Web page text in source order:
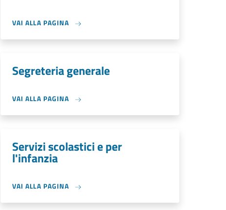
VAI ALLA PAGINA
Segreteria generale
VAI ALLA PAGINA
Servizi scolastici e per
l'infanzia
VAI ALLA PAGINA